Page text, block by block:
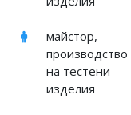
майстор,
производство
на тестени
изделия